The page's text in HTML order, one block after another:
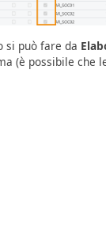
si può fare da
(è possibile che